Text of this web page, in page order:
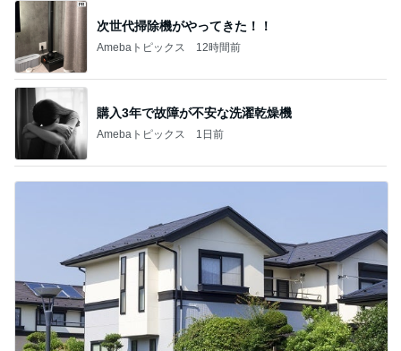
次世代掃除機がやってきた！！
Amebaトピックス 12時間前
購入3年で故障が不安な洗濯乾燥機
Amebaトピックス 1日前